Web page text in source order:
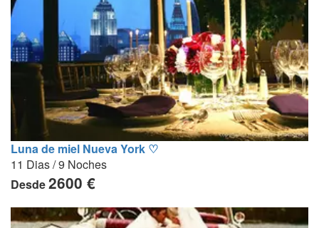
Luna de miel Nueva York ♡
11 Dias / 9 Noches
Desde2600 €